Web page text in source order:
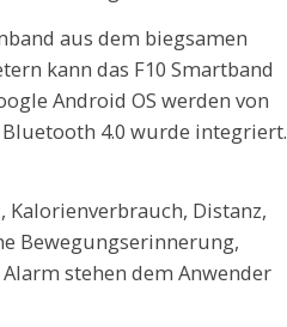
aus dem biegsamen
kann das F10 Smartband
Android OS werden von
4.0 wurde integriert.
Kalorienverbrauch, Distanz,
Bewegungserinnerung,
stehen dem Anwender